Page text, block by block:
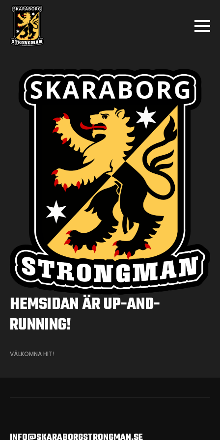
HEMSIDAN ÄR UP-AND-
RUNNING!
VÄLKOMNA HIT!